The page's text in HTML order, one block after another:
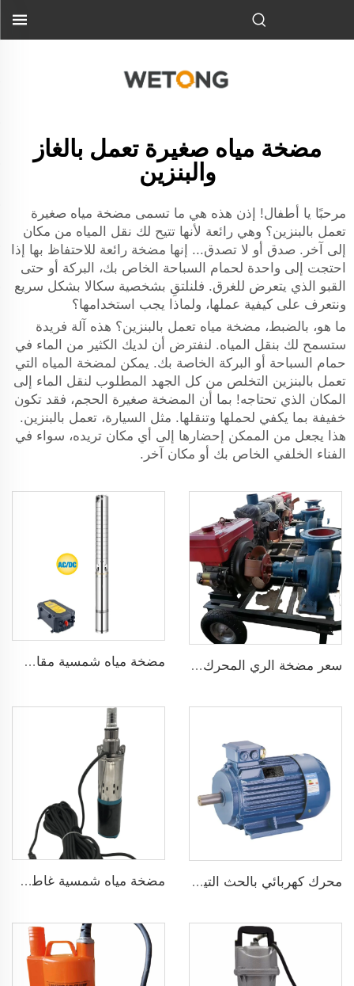
مضخة مياه صغيرة تعمل بالغاز
والبنزين
مرحبًا يا أطفال! إذن هذه هي ما تسمى مضخة مياه صغيرة
تعمل بالبنزين؟ وهي رائعة لأنها تتيح لك نقل المياه من مكان
إلى آخر. صدق أو لا تصدق... إنها مضخة رائعة للاحتفاظ بها إذا
احتجت إلى واحدة لحمام السباحة الخاص بك، البركة أو حتى
القبو الذي يتعرض للغرق. فلنلتقِ بشخصية سكالا بشكل سريع
ونتعرف على كيفية عملها، ولماذا يجب استخدامها؟
ما هو، بالضبط، مضخة مياه تعمل بالبنزين؟ هذه آلة فريدة
ستسمح لك بنقل المياه. لنفترض أن لديك الكثير من الماء في
حمام السباحة أو البركة الخاصة بك. يمكن لمضخة المياه التي
تعمل بالبنزين التخلص من كل الجهد المطلوب لنقل الماء إلى
المكان الذي تحتاجه! بما أن المضخة صغيرة الحجم، فقد تكون
خفيفة بما يكفي لحملها وتنقلها. مثل السيارة، تعمل بالبنزين.
هذا يجعل من الممكن إحضارها إلى أي مكان تريده، سواء في
الفناء الخلفي الخاص بك أو مكان آخر.
سعر مضخة الري المحرك الديزل مضخة مياه شمسية مقاس 3 بوصة ذات شفرة من الفولاذ المقاوم للصدأ لري الزراعة
محرك كهربائي بالحث التيار المتردد ثلاثي الطور 1500 دورة في الدقيقة إدخال 2.2KW 3HP خرج جينيراتور ثلاثي الطور للبديل مضخة مياه شمسية غاطسة برأس 75 مترًا بدون فرش DC48V لري الزراعة